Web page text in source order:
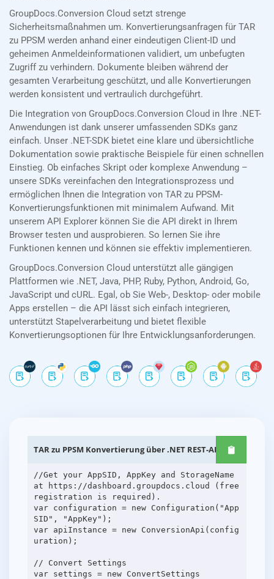
GroupDocs.Conversion Cloud setzt strenge
Sicherheitsmaßnahmen um. Konvertierungsanfragen für TAR
zu PPSM werden anhand einer eindeutigen Client-ID und
geheimen Anmeldeinformationen validiert, um unbefugten
Zugriff zu verhindern. Dokumente bleiben während der
gesamten Verarbeitung geschützt, und alle Konvertierungen
werden konsistent und vertraulich durchgeführt.
Die Integration von GroupDocs.Conversion Cloud in Ihre .NET-
Anwendungen ist dank unserer umfassenden SDKs ganz
einfach. Unser .NET-SDK bietet eine klare und übersichtliche
Dokumentation sowie praktische Beispiele für einen schnellen
Einstieg. Ob einfaches Skript oder komplexe Anwendung –
unsere SDKs vereinfachen den Integrationsprozess und
ermöglichen Ihnen die Integration von TAR zu PPSM-
Konvertierungsfunktionen mit minimalem Aufwand. Mit
unserem API Explorer können Sie die API direkt in Ihrem
Browser testen und ausprobieren. So lernen Sie ihre
Funktionen kennen und können sie effektiv implementieren.
GroupDocs.Conversion Cloud unterstützt alle gängigen
Plattformen wie .NET, Java, PHP, Ruby, Python, Android, Go,
JavaScript und cURL. Egal, ob Sie Web-, Desktop- oder mobile
Apps erstellen – die API lässt sich einfach integrieren,
unterstützt Stapelverarbeitung und bietet flexible
Konvertierungsoptionen für Ihre Entwicklungsanforderungen.
TAR zu PPSM Konvertierung über .NET REST-APIs
//Get your AppSID, AppKey and StorageName
at https://dashboard.groupdocs.cloud (free
registration is required).
var configuration = new Configuration("App
SID", "AppKey");
var apiInstance = new ConversionApi(config
uration);
// Convert Settings
var settings = new ConvertSettings